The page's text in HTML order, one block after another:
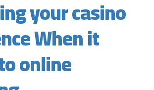
your casino
When it
online